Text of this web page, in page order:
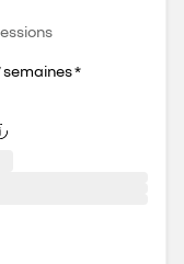
semaines *